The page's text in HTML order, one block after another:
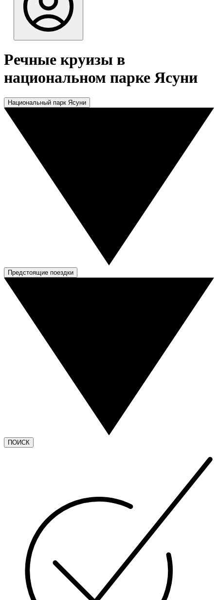
Речные круизы в
национальном парке Ясуни
Национальный парк Ясуни
Предстоящие поездки
ПОИСК